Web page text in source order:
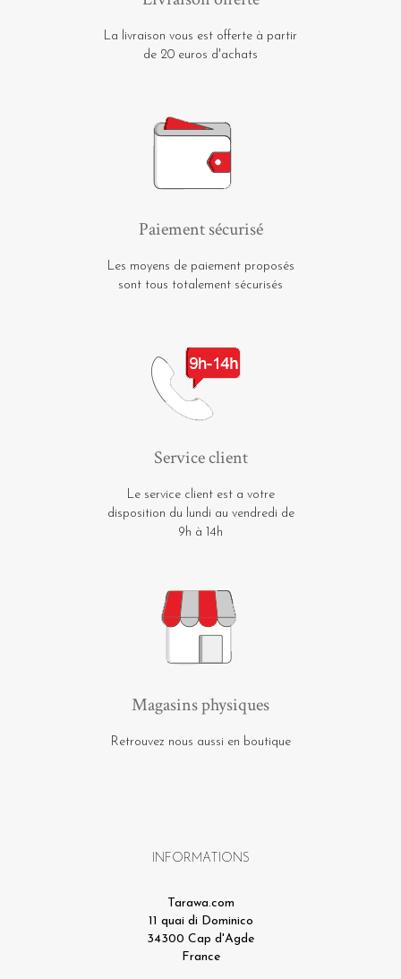
La livraison vous est offerte à partir
de 20 euros d'achats
Paiement sécurisé
Les moyens de paiement proposés
sont tous totalement sécurisés
Service client
Le service client est a votre
disposition du lundi au vendredi de
9h à 14h
Magasins physiques
Retrouvez nous aussi en boutique
INFORMATIONS
Tarawa.com
11 quai di Dominico
34300 Cap d'Agde
France